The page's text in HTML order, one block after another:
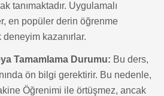
tanımaktadır. Uygulamalı
en popüler derin öğrenme
kazanırlar.
Tamamlama Durumu: Bu ders,
ön bilgi gerektirir. Bu nedenle,
Öğrenimi ile örtüşmez, ancak